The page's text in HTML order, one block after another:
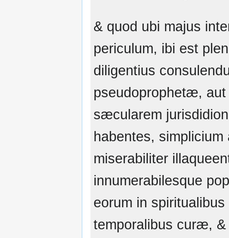
& quod ubi majus
periculum, ibi est
diligentius
pseudoprophetæ, aut
sæcularem
habentes, simplicium
miserabiliter
innumerabilesque
eorum in spiritualibus
temporalibus curæ, &